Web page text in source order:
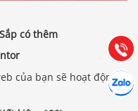
Sắp có thêm
của bạn sẽ hoạt động
Gọi
(028) 22.166.144
Chát
Tư vấn
Hợp tác